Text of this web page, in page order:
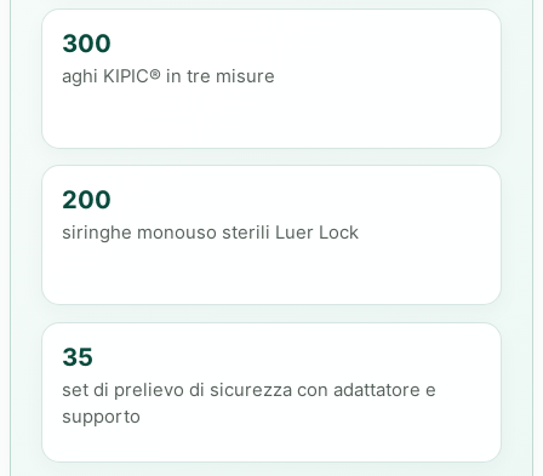
300
aghi KIPIC® in tre misure
200
siringhe monouso sterili Luer Lock
35
set di prelievo di sicurezza con adattatore e
supporto